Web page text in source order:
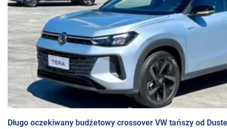
Długo oczekiwany budżetowy crossover VW tańszy od